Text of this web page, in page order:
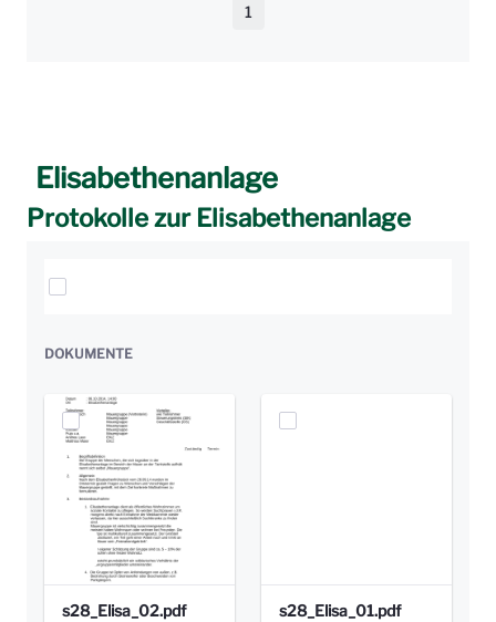
Seite
1
Elisabethenanlage
Protokolle zur Elisabethenanlage
Elemente auswählen
DOKUMENTE
s28_Elisa_02.pdf
s28_Elisa_01.pdf